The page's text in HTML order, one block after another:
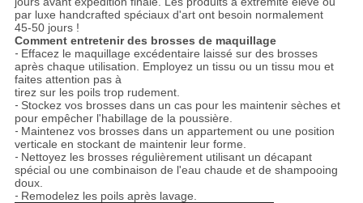
par luxe handcrafted spéciaux d'art ont besoin normalement
45-50 jours !
Comment entretenir des brosses de maquillage
- Effacez le maquillage excédentaire laissé sur des brosses
après chaque utilisation. Employez un tissu ou un tissu mou et
faites attention pas à
tirez sur les poils trop rudement.
- Stockez vos brosses dans un cas pour les maintenir sèches et
pour empêcher l'habillage de la poussière.
- Maintenez vos brosses dans un appartement ou une position
verticale en stockant de maintenir leur forme.
- Nettoyez les brosses régulièrement utilisant un décapant
spécial ou une combinaison de l'eau chaude et de shampooing
doux.
- Remodelez les poils après lavage.